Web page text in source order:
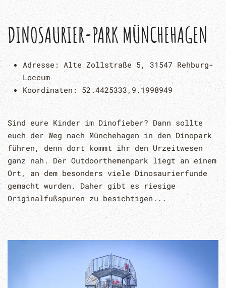
DINOSAURIER-PARK MÜNCHEHAGEN
Adresse: Alte Zollstraße 5, 31547 Rehburg-
Loccum
Koordinaten: 52.4425333,9.1998949
Sind eure Kinder im Dinofieber? Dann sollte
euch der Weg nach Münchehagen in den Dinopark
führen, denn dort kommt ihr den Urzeitwesen
ganz nah. Der Outdoorthemenpark liegt an einem
Ort, an dem besonders viele Dinosaurierfunde
gemacht wurden. Daher gibt es riesige
Originalfußspuren zu besichtigen...